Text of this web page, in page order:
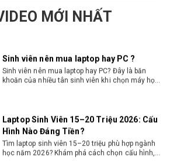
MỚI NHẤT
Hướng dẫn chọn PC cho sinh viên công nghệ
thông tin 2026 -2027. Tư vấn cấu hình học lập
Sinh viên nên mua laptop hay PC ?
Sinh viên nên mua laptop hay PC? Đây là băn
khoăn của nhiều tân sinh viên khi chọn máy học
Laptop Sinh Viên 15–20 Triệu 2026: Cấu
Hình Nào Đáng Tiền?
Tìm laptop sinh viên 15–20 triệu phù hợp ngành
học năm 2026? Khám phá cách chọn cấu hình,